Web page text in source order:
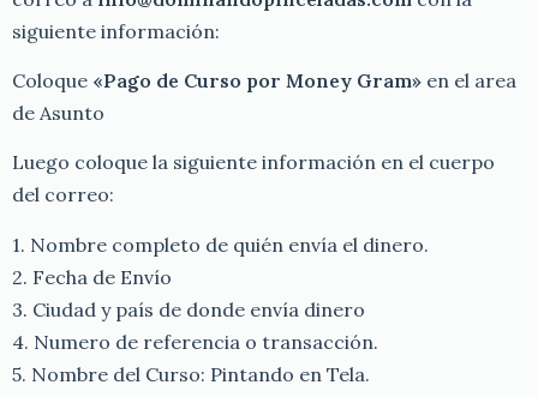
siguiente información:
Coloque «Pago de Curso por Money Gram» en el area
de Asunto
Luego coloque la siguiente información en el cuerpo
del correo:
1. Nombre completo de quién envía el dinero.
2. Fecha de Envío
3. Ciudad y país de donde envía dinero
4. Numero de referencia o transacción.
5. Nombre del Curso: Pintando en Tela.